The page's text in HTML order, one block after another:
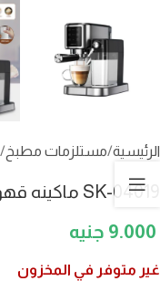
الرئيسية مستلزمات مطبخ
SK-04019 ماكينه قهوه اسبريسو3*1 1لتر 1350وات
9.000
غير متوفر في المخزون